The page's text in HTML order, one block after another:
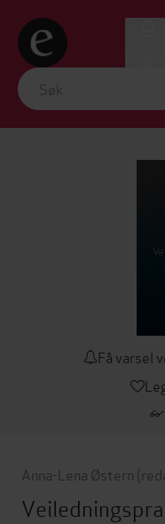
Få varsel
Anna-Lena Østern